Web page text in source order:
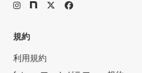
規約
利用規約